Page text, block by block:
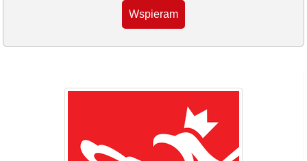
Wspieram